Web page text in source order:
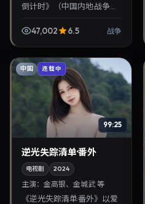
倒计时》（中国内地·战争）
年7月1日正式上映。影片叙
47,002 6.5 战争
中国 连载中
99:25
逆光失踪清单·番外
电视剧 2024
主演： 金高银、金城武 等
《逆光失踪清单·番外》以爱